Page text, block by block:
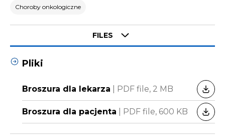
Choroby onkologiczne
FILES
Pliki
Broszura dla lekarza PDF file, 2 MB
Broszura dla pacjenta PDF file, 600 KB